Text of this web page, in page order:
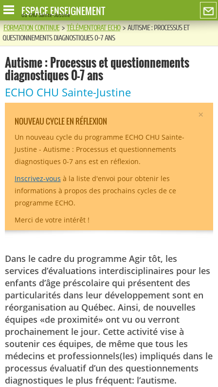
ESPACE ENSEIGNEMENT
du CHU Sainte-Justine
FORMATION CONTINUE>TÉLÉMENTORAT ECHO>AUTISME : PROCESSUS ET
QUESTIONNEMENTS DIAGNOSTIQUES 0-7 ANS
Autisme : Processus et questionnements
diagnostiques 0-7 ans
ECHO CHU Sainte-Justine
×
NOUVEAU CYCLE EN RÉFLEXION
Un nouveau cycle du programme ECHO CHU Sainte-
Justine - Autisme : Processus et questionnements
diagnostiques 0-7 ans est en réflexion.
Inscrivez-vous à la liste d'envoi pour obtenir les
informations à propos des prochains cycles de ce
programme ECHO.
Merci de votre intérêt !
Dans le cadre du programme Agir tôt, les
services d’évaluations interdisciplinaires pour les
enfants d’âge préscolaire qui présentent des
particularités dans leur développement sont en
réorganisation au Québec. Ainsi, de nouvelles
équipes «de proximité» ont vu ou verront
prochainement le jour. Cette activité vise à
soutenir ces équipes, de même que tous les
médecins et professionnels(les) impliqués dans le
processus évaluatifd’un des questionnements
diagnostiques le plus fréquent: l’autisme.